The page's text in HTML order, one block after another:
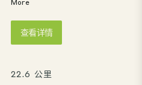
础。奥斯特拉发的经济在
历史上曾以煤矿开采和重
采是在 1999 年，近年来，
More
查看详情
22.6 公里